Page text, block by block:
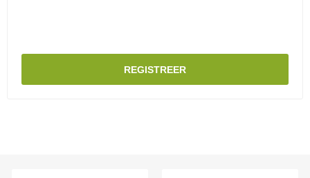
REGISTREER